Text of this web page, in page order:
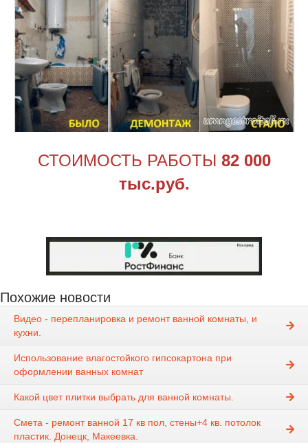
СТОИМОСТЬ РАБОТЫ 82 000
тыс.руб.
Похожие новости
Видео - перепланировка и ремонт ванной комнаты, и
кухни.
Использование влагостойкого гипсокартона при
оформлении ванных комнат
Какой цвет плитки выбрать для ванной комнаты.
Смета - ремонт ванной 17 кв пол, стены+4 кв. потолок
пластик. Донецк, Макеевка.